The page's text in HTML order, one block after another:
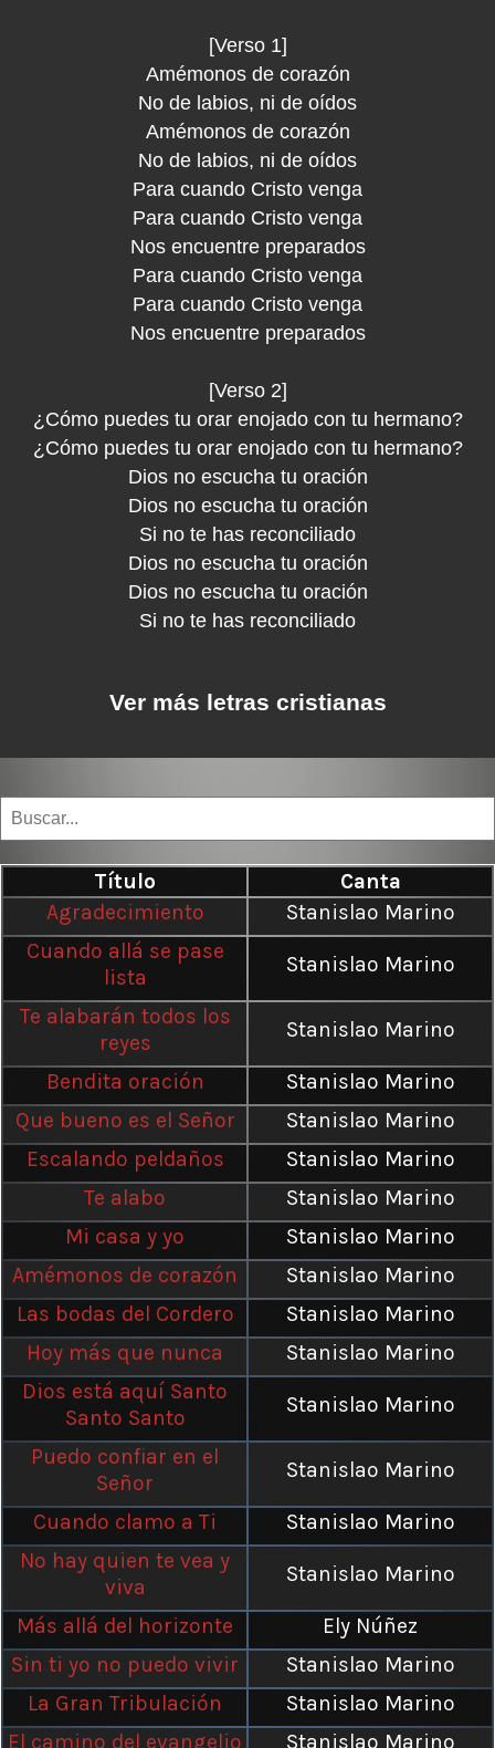
[Verso 1]
Amémonos de corazón
No de labios, ni de oídos
Amémonos de corazón
No de labios, ni de oídos
Para cuando Cristo venga
Para cuando Cristo venga
Nos encuentre preparados
Para cuando Cristo venga
Para cuando Cristo venga
Nos encuentre preparados
[Verso 2]
¿Cómo puedes tu orar enojado con tu hermano?
¿Cómo puedes tu orar enojado con tu hermano?
Dios no escucha tu oración
Dios no escucha tu oración
Si no te has reconciliado
Dios no escucha tu oración
Dios no escucha tu oración
Si no te has reconciliado
Ver más letras cristianas
Título
Canta
Agradecimiento
Stanislao Marino
Cuando allá se pase
lista
Stanislao Marino
Te alabarán todos los
reyes
Stanislao Marino
Bendita oración
Stanislao Marino
Que bueno es el Señor
Stanislao Marino
Escalando peldaños
Stanislao Marino
Te alabo
Stanislao Marino
Mi casa y yo
Stanislao Marino
Amémonos de corazón
Stanislao Marino
Las bodas del Cordero
Stanislao Marino
Hoy más que nunca
Stanislao Marino
Dios está aquí Santo
Santo Santo
Stanislao Marino
Puedo confiar en el
Señor
Stanislao Marino
Cuando clamo a Ti
Stanislao Marino
No hay quien te vea y
viva
Stanislao Marino
Más allá del horizonte
Ely Núñez
Sin ti yo no puedo vivir
Stanislao Marino
La Gran Tribulación
Stanislao Marino
El camino del evangelio
Stanislao Marino